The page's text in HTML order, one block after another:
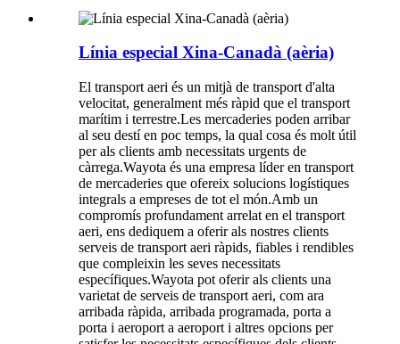
Línia especial Xina-Canadà (aèria)
El transport aeri és un mitjà de transport d'alta
velocitat, generalment més ràpid que el transport
marítim i terrestre.Les mercaderies poden arribar
al seu destí en poc temps, la qual cosa és molt útil
per als clients amb necessitats urgents de
càrrega.Wayota és una empresa líder en transport
de mercaderies que ofereix solucions logístiques
integrals a empreses de tot el món.Amb un
compromís profundament arrelat en el transport
aeri, ens dediquem a oferir als nostres clients
serveis de transport aeri ràpids, fiables i rendibles
que compleixin les seves necessitats
específiques.Wayota pot oferir als clients una
varietat de serveis de transport aeri, com ara
arribada ràpida, arribada programada, porta a
porta i aeroport a aeroport i altres opcions per